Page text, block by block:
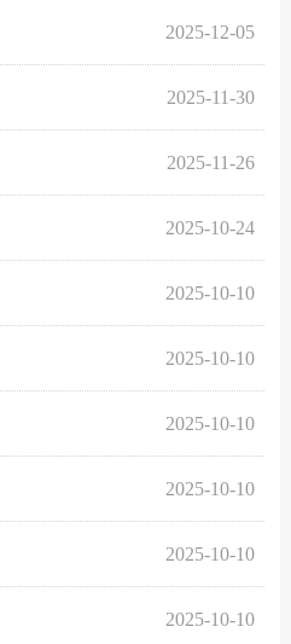
2025-12-05
2025-11-30
2025-11-26
2025-10-24
2025-10-10
2025-10-10
2025-10-10
2025-10-10
2025-10-10
2025-10-10